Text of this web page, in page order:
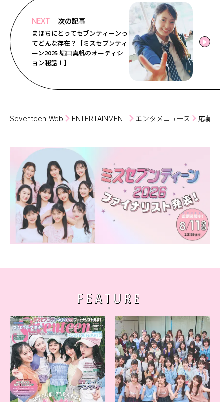
NEXT 次の記事
まほちにとってセブンティーンっ
てどんな存在？【ミスセブンティ
ーン2025 堀口真帆のオーディシ
ョン秘話！】
Seventeen-Web ENTERTAINMENT エンタメニュース 応募
FEATURE